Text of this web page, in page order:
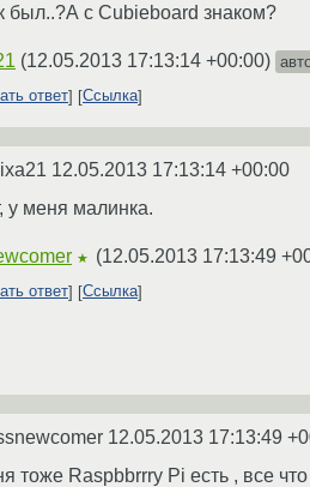
был..?А с Cubieboard знаком?
(12.05.2013 17:13:14 +00:00)
ответ
Ссылка
12.05.2013 17:13:14 +00:00
у меня малинка.
★ (12.05.2013 17:13:49
ответ Ссылка
12.05.2013 17:13:49
тоже Raspbbrrry Pi есть , все